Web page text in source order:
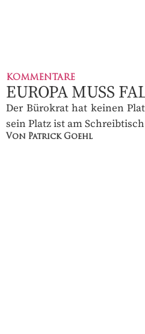
KOMMENTARE
EUROPA MUSS
Der Bürokrat hat keinen
sein Platz ist am
Von Patrick Goehl